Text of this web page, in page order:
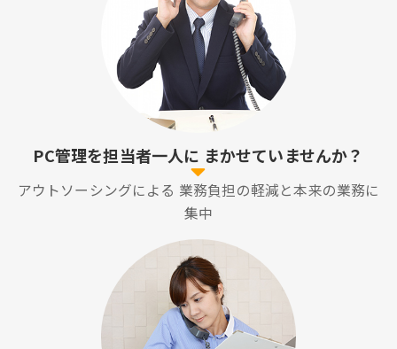
PC管理を担当者一人に まかせていませんか？
アウトソーシングによる 業務負担の軽減と本来の業務に
集中